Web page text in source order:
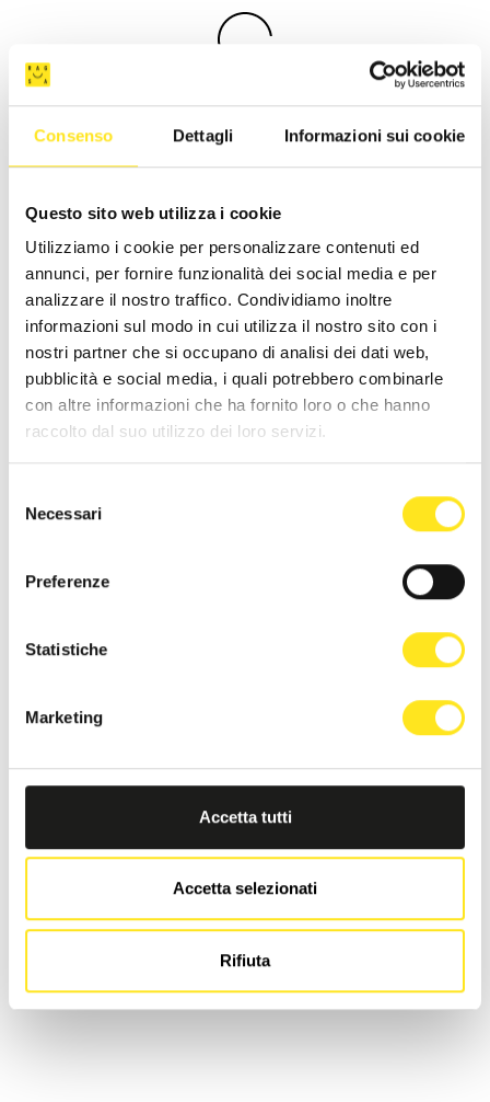
Consenso Dettagli Informazioni sui cookie
Questo sito web utilizza i cookie
Utilizziamo i cookie per personalizzare contenuti ed
annunci, per fornire funzionalità dei social media e per
analizzare il nostro traffico. Condividiamo inoltre
informazioni sul modo in cui utilizza il nostro sito con i
nostri partner che si occupano di analisi dei dati web,
pubblicità e social media, i quali potrebbero combinarle
con altre informazioni che ha fornito loro o che hanno
raccolto dal suo utilizzo dei loro servizi.
delNecessari
Preferenze
Statistiche
Marketing
Accetta tutti
Accetta selezionati
Rifiuta